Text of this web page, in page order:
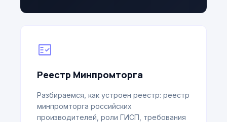
fact_check
Реестр Минпромторга
Разбираемся, как устроен реестр: реестр
минпромторга российских
производителей, роли ГИСП, требования